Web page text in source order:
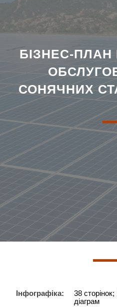
БІЗНЕС-
СОНЯЧНИХ
Інфографіка:
38
діаграм